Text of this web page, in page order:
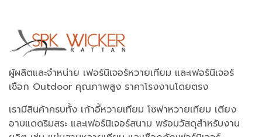
ผู้ผลิตและจำหน่าย เฟอร์นิเจอร์หวายเทียม และเฟอร์นิเจอร์
เชือก Outdoor คุณภาพสูง ราคาโรงงานโดยตรง
เรามีสินค้าครบทั้ง เก้าอี้หวายเทียม โซฟาหวายเทียม เตียง
อาบแดดริมสระ และเฟอร์นิเจอร์สนาม พร้อมวัสดุสำหรับงาน